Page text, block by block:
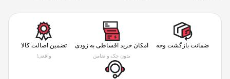
ضمانت بازگشت وجه امکان خرید اقساطی به زودی
بدون چک و ضامن
تضمین اصالت کالا
واقعی!